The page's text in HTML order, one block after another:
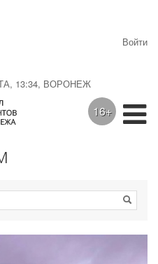
13:34, ВОРОНЕЖ
Войти
16+